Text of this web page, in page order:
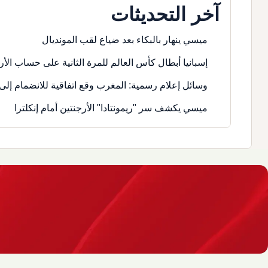
آخر التحديثات
ميسي ينهار بالبكاء بعد ضياع لقب المونديال
إسبانيا أبطال كأس العالم للمرة الثانية على حساب
وسائل إعلام رسمية: المغرب وقع اتفاقية للانضمام
ميسي يكشف سر "ريمونتادا" الأرجنتين أمام إنكلترا